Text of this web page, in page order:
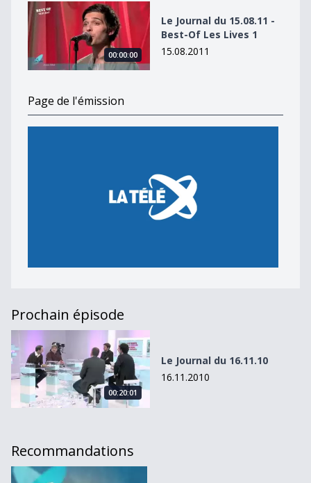
Le Journal du 15.08.11 - Best-Of Les Lives 1
00:00:00
Le Journal du 15.08.11 -
Best-Of Les Lives 1
15.08.2011
Page de l'émission
Prochain épisode
Le Journal du 16.11.10
00:20:01
Le Journal du 16.11.10
16.11.2010
Recommandations
Le Journal du 25.11.10